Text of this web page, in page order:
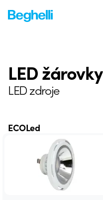
LED žárovky
LED zdroje
ECOLed